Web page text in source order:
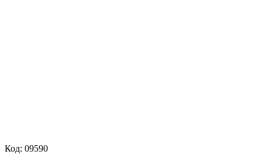
Код: 09590